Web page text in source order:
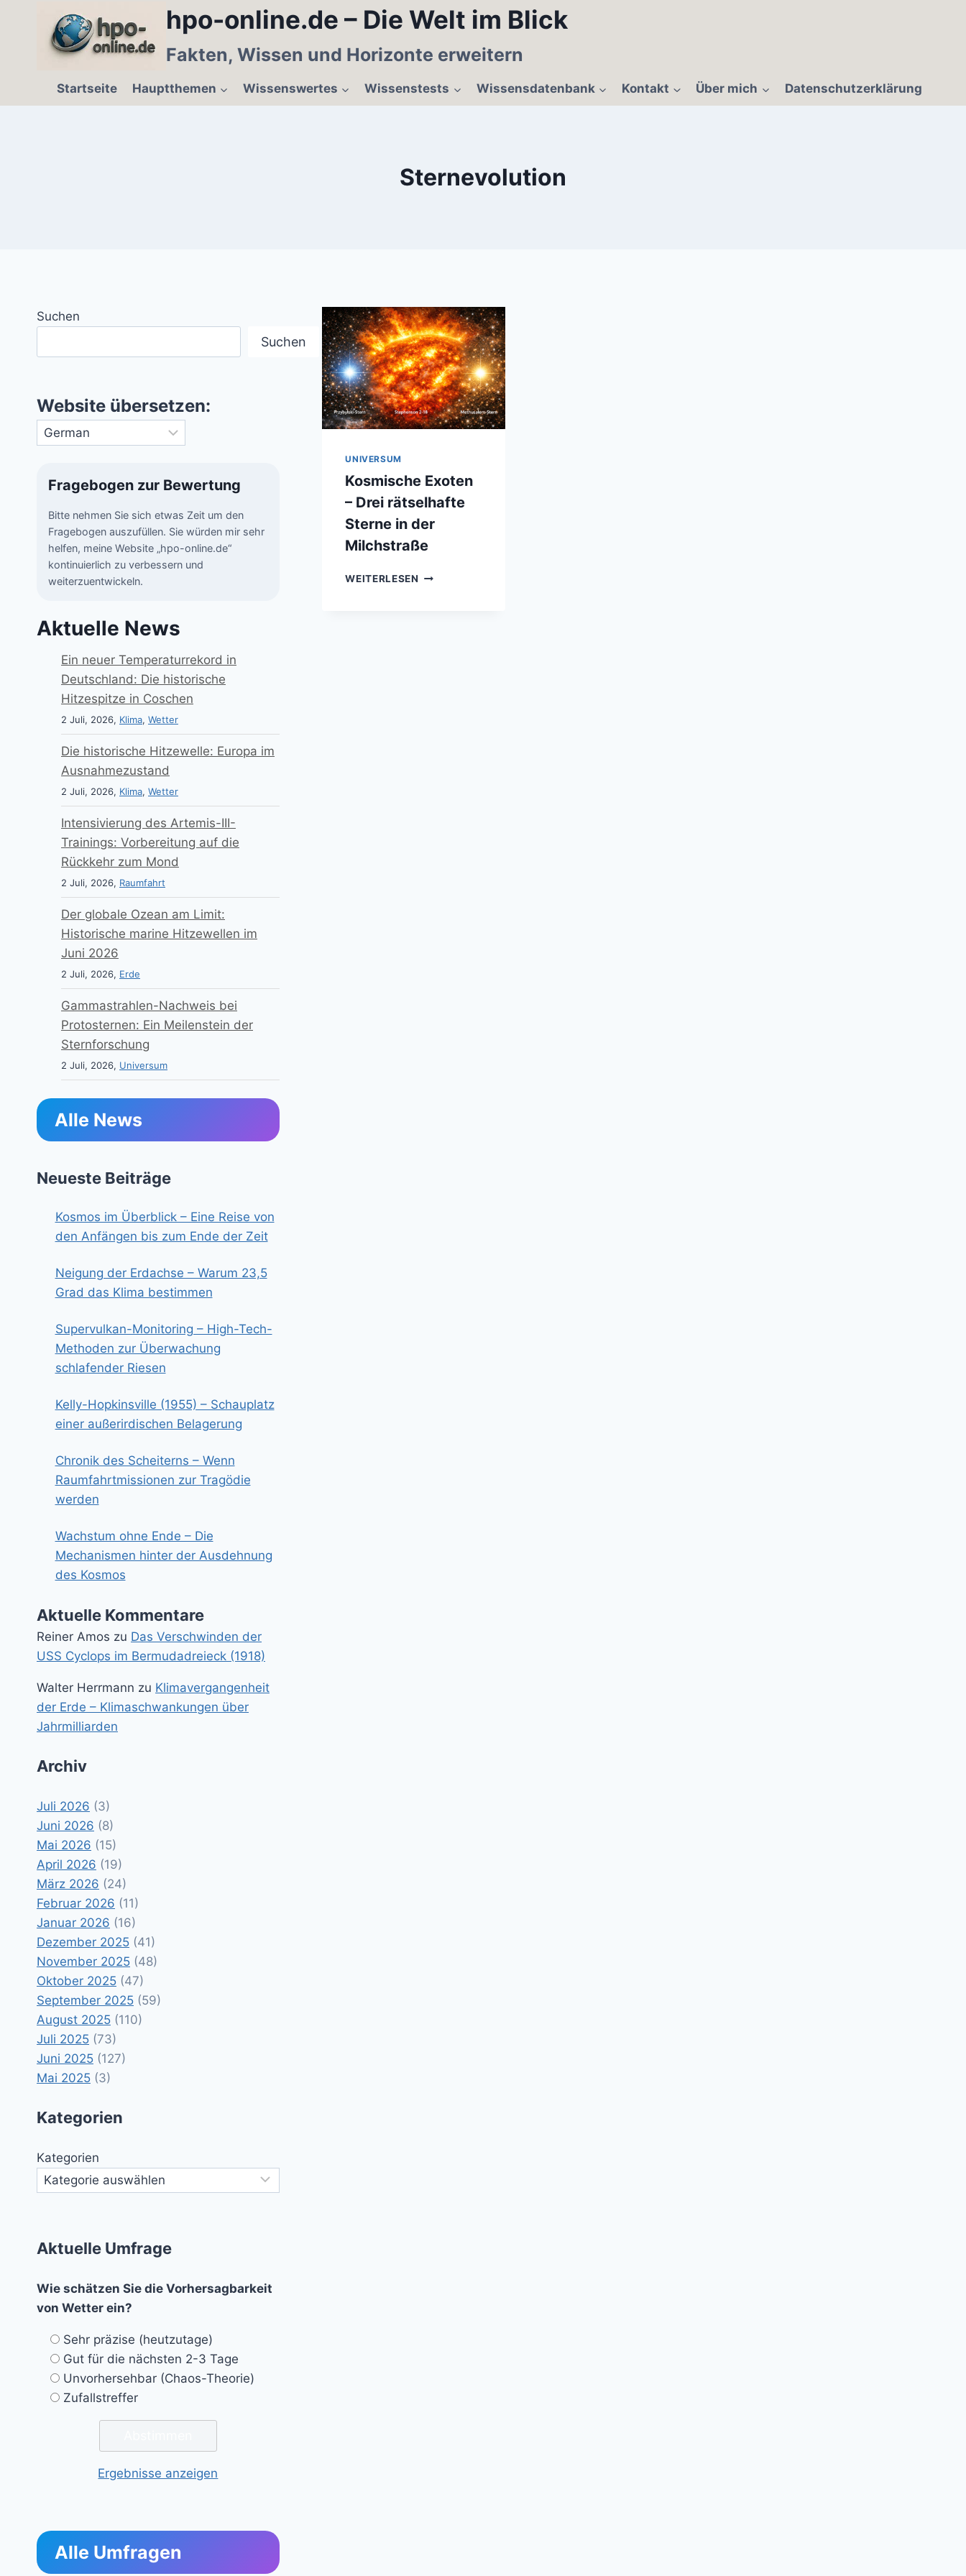
hpo-online.de – Die Welt im Blick
Fakten, Wissen und Horizonte erweitern
Startseite Hauptthemen Wissenswertes Wissenstests Wissensdatenbank Kontakt Über mich Datenschutzerklärung
Sternevolution
UNIVERSUM
Kosmische Exoten
– Drei rätselhafte
Sterne in der
Milchstraße
WEITERLESEN KOSMISCHE
Suchen
Suchen
Website übersetzen:
Fragebogen zur Bewertung
Bitte nehmen Sie sich etwas Zeit um den
Fragebogen auszufüllen. Sie würden mir sehr
helfen, meine Website „hpo-online.de“
kontinuierlich zu verbessern und
weiterzuentwickeln.
Aktuelle News
Ein neuer Temperaturrekord in
Deutschland: Die historische
Hitzespitze in Coschen
2 Juli, 2026, Klima, Wetter
Die historische Hitzewelle: Europa im
Ausnahmezustand
2 Juli, 2026, Klima, Wetter
Intensivierung des Artemis-III-
Trainings: Vorbereitung auf die
Rückkehr zum Mond
2 Juli, 2026, Raumfahrt
Der globale Ozean am Limit:
Historische marine Hitzewellen im
Juni 2026
2 Juli, 2026, Erde
Gammastrahlen-Nachweis bei
Protosternen: Ein Meilenstein der
Sternforschung
2 Juli, 2026, Universum
Alle News
Neueste Beiträge
Kosmos im Überblick – Eine Reise von
den Anfängen bis zum Ende der Zeit
Neigung der Erdachse – Warum 23,5
Grad das Klima bestimmen
Supervulkan-Monitoring – High-Tech-
Methoden zur Überwachung
schlafender Riesen
Kelly-Hopkinsville (1955) – Schauplatz
einer außerirdischen Belagerung
Chronik des Scheiterns – Wenn
Raumfahrtmissionen zur Tragödie
werden
Wachstum ohne Ende – Die
Mechanismen hinter der Ausdehnung
des Kosmos
Aktuelle Kommentare
Reiner Amos zu Das Verschwinden der
USS Cyclops im Bermudadreieck (1918)
Walter Herrmann zu Klimavergangenheit
der Erde – Klimaschwankungen über
Jahrmilliarden
Archiv
Juli 2026 (3)
Juni 2026 (8)
Mai 2026 (15)
April 2026 (19)
März 2026 (24)
Februar 2026 (11)
Januar 2026 (16)
Dezember 2025 (41)
November 2025 (48)
Oktober 2025 (47)
September 2025 (59)
August 2025 (110)
Juli 2025 (73)
Juni 2025 (127)
Mai 2025 (3)
Kategorien
Kategorien
Aktuelle Umfrage
Wie schätzen Sie die Vorhersagbarkeit
von Wetter ein?
Sehr präzise (heutzutage)
Gut für die nächsten 2-3 Tage
Unvorhersehbar (Chaos-Theorie)
Zufallstreffer
Ergebnisse anzeigen
Alle Umfragen